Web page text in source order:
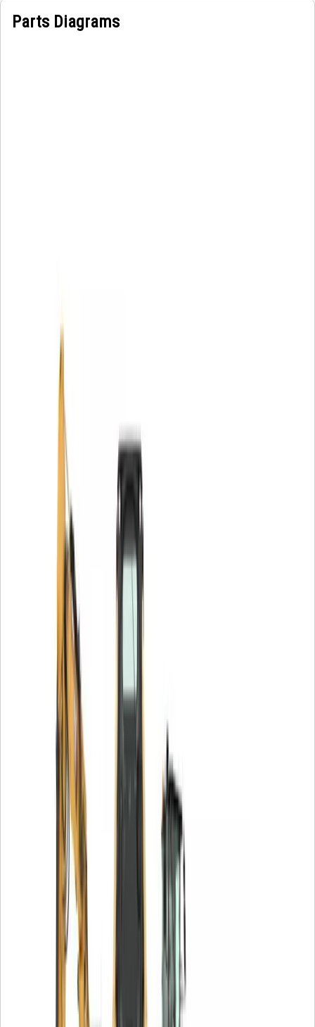
Parts Diagrams